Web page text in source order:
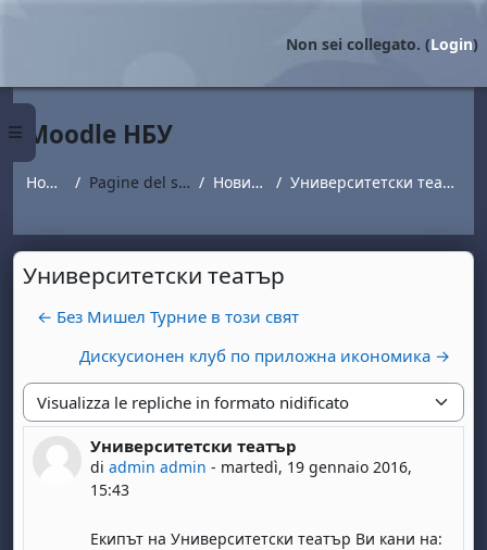
Pannello laterale
Non sei collegato. (Login)
Moodle НБУ
Home Pagine del sito Новини Университетски театър
Университетски театър
← Без Мишел Турние в този свят
Дискусионен клуб по приложна икономика →
Modalità visualizzazione
Университетски театър
di admin admin - martedì, 19 gennaio 2016,
15:43
Numero di risposte: 0
Екипът на Университетски театър Ви кани на: